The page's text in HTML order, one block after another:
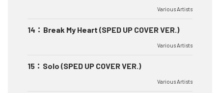
Various Artists
14 ： Break My Heart (SPED UP COVER VER.)
Various Artists
15 ： Solo (SPED UP COVER VER.)
Various Artists